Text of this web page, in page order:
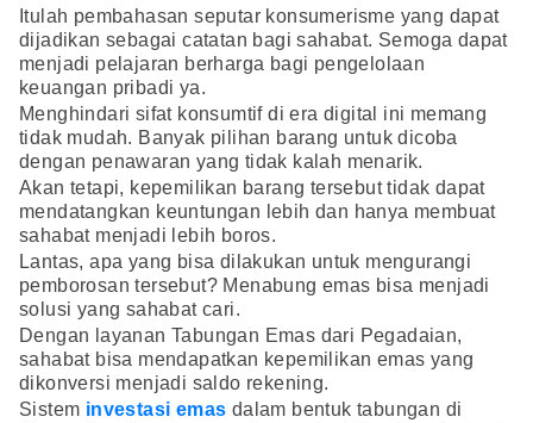
Itulah pembahasan seputar konsumerisme yang dapat
dijadikan sebagai catatan bagi sahabat. Semoga dapat
menjadi pelajaran berharga bagi pengelolaan
keuangan pribadi ya.
Menghindari sifat konsumtif di era digital ini memang
tidak mudah. Banyak pilihan barang untuk dicoba
dengan penawaran yang tidak kalah menarik.
Akan tetapi, kepemilikan barang tersebut tidak dapat
mendatangkan keuntungan lebih dan hanya membuat
sahabat menjadi lebih boros.
Lantas, apa yang bisa dilakukan untuk mengurangi
pemborosan tersebut? Menabung emas bisa menjadi
solusi yang sahabat cari.
Dengan layanan Tabungan Emas dari Pegadaian,
sahabat bisa mendapatkan kepemilikan emas yang
dikonversi menjadi saldo rekening.
Sistem investasi emas dalam bentuk tabungan di